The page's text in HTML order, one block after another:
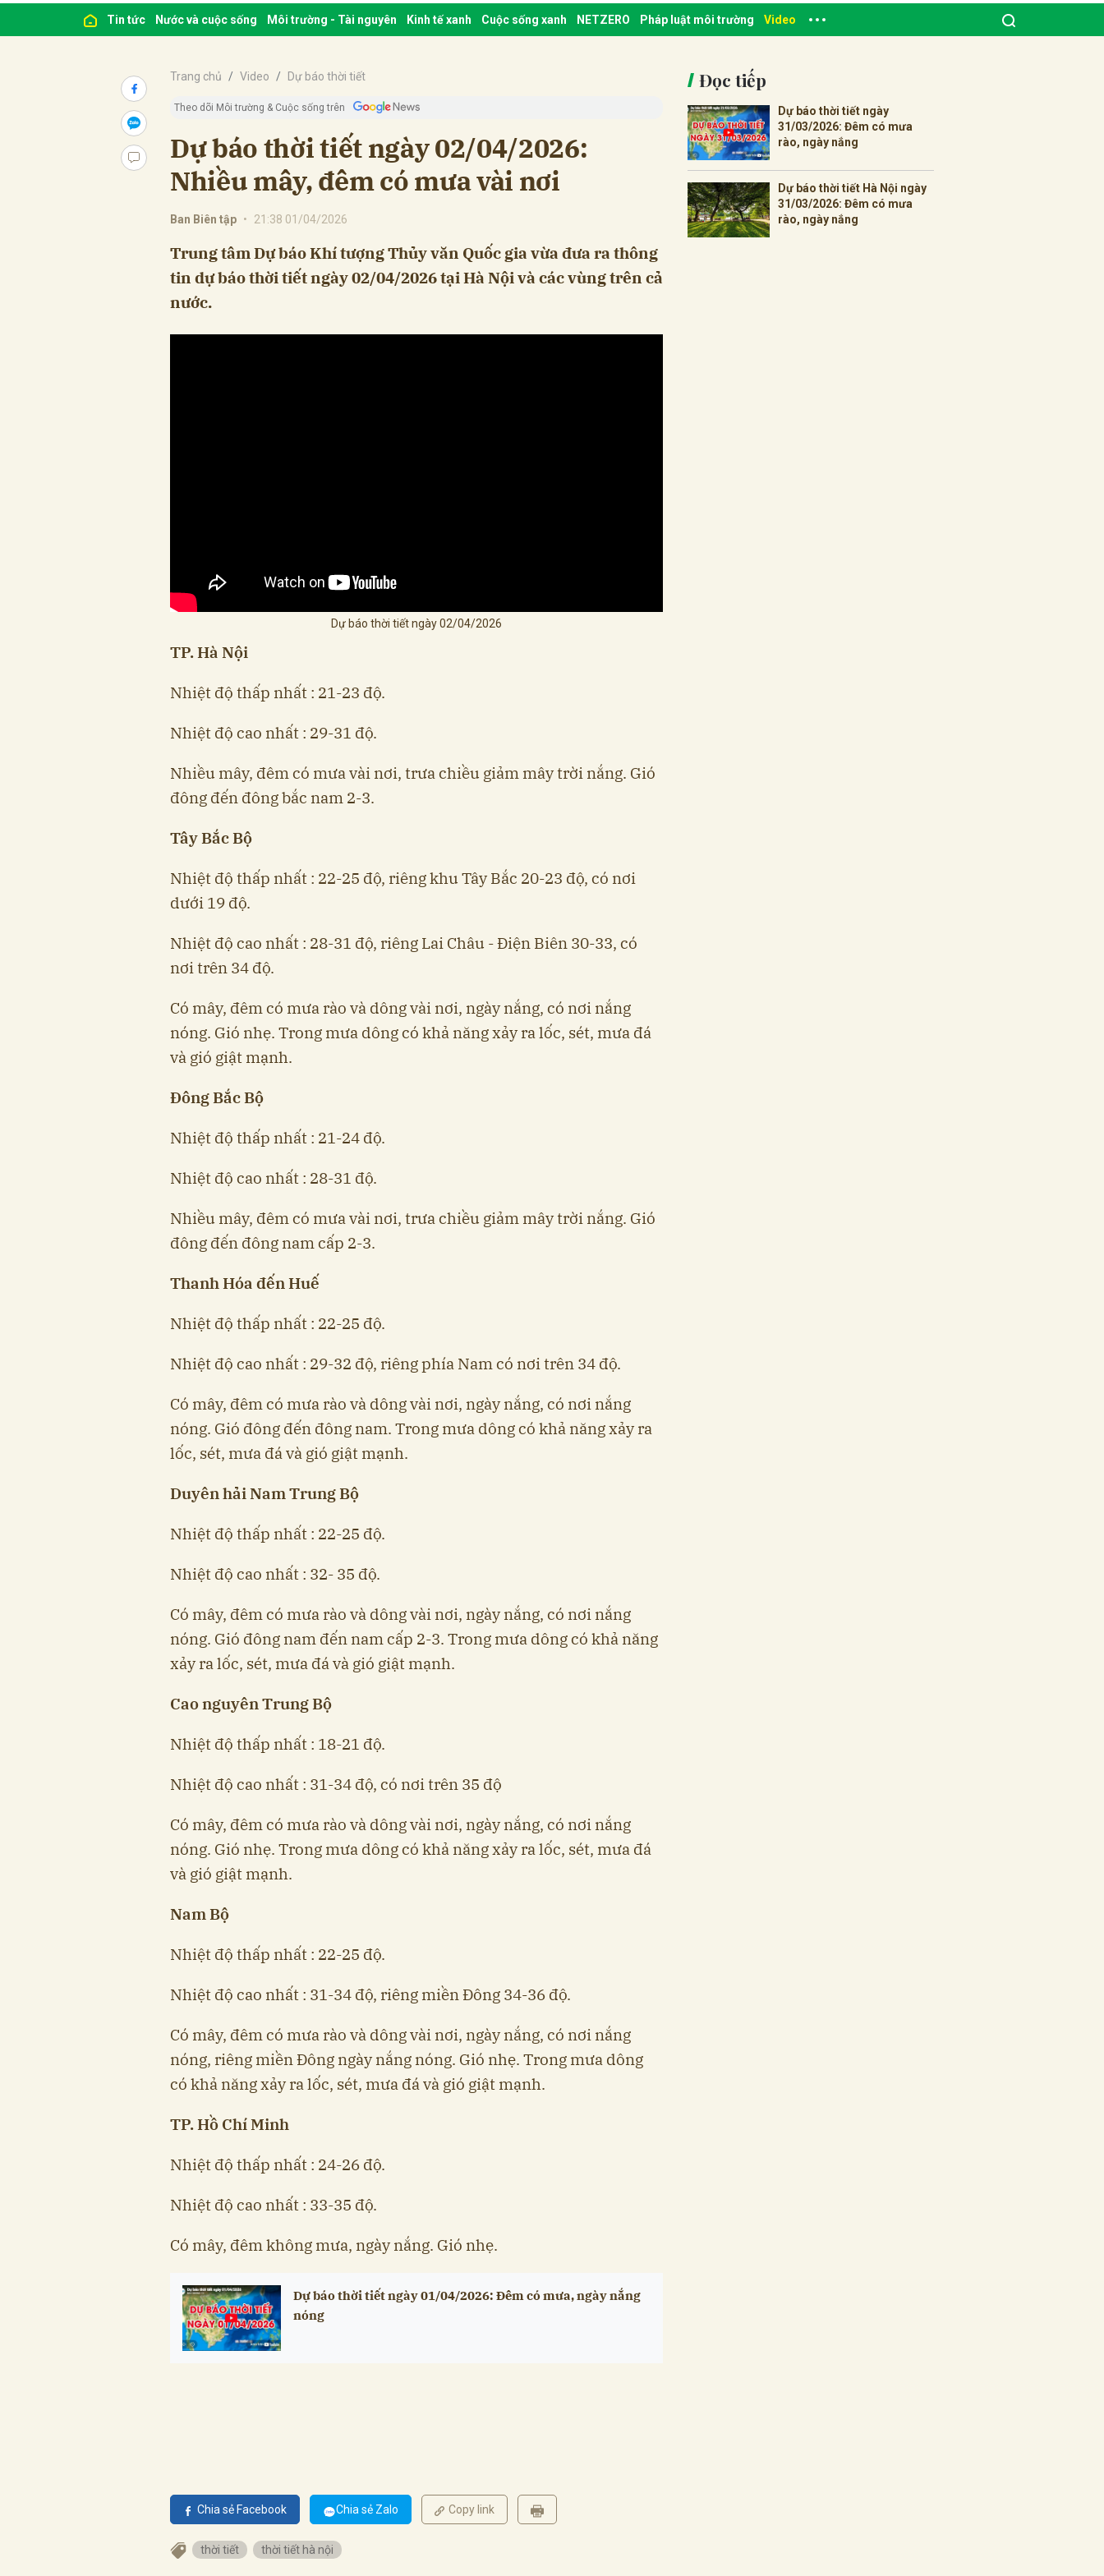
Tin tức Nước và cuộc sống Môi trường - Tài nguyên Kinh tế xanh Cuộc sống xanh NETZERO Pháp luật môi trường Video
Trang chủ Video Dự báo thời tiết
Theo dõi Môi trường & Cuộc sống trên
Dự báo thời tiết ngày 02/04/2026:
Nhiều mây, đêm có mưa vài nơi
Ban Biên tập • 21:38 01/04/2026
Trung tâm Dự báo Khí tượng Thủy văn Quốc gia vừa đưa ra thông
tin dự báo thời tiết ngày 02/04/2026 tại Hà Nội và các vùng trên cả
nước.
Dự báo thời tiết ngày 02/04/2026
TP. Hà Nội
Nhiệt độ thấp nhất : 21-23 độ.
Nhiệt độ cao nhất : 29-31 độ.
Nhiều mây, đêm có mưa vài nơi, trưa chiều giảm mây trời nắng. Gió
đông đến đông bắc nam 2-3.
Tây Bắc Bộ
Nhiệt độ thấp nhất : 22-25 độ, riêng khu Tây Bắc 20-23 độ, có nơi
dưới 19 độ.
Nhiệt độ cao nhất : 28-31 độ, riêng Lai Châu - Điện Biên 30-33, có
nơi trên 34 độ.
Có mây, đêm có mưa rào và dông vài nơi, ngày nắng, có nơi nắng
nóng. Gió nhẹ. Trong mưa dông có khả năng xảy ra lốc, sét, mưa đá
và gió giật mạnh.
Đông Bắc Bộ
Nhiệt độ thấp nhất : 21-24 độ.
Nhiệt độ cao nhất : 28-31 độ.
Nhiều mây, đêm có mưa vài nơi, trưa chiều giảm mây trời nắng. Gió
đông đến đông nam cấp 2-3.
Thanh Hóa đến Huế
Nhiệt độ thấp nhất : 22-25 độ.
Nhiệt độ cao nhất : 29-32 độ, riêng phía Nam có nơi trên 34 độ.
Có mây, đêm có mưa rào và dông vài nơi, ngày nắng, có nơi nắng
nóng. Gió đông đến đông nam. Trong mưa dông có khả năng xảy ra
lốc, sét, mưa đá và gió giật mạnh.
Duyên hải Nam Trung Bộ
Nhiệt độ thấp nhất : 22-25 độ.
Nhiệt độ cao nhất : 32- 35 độ.
Có mây, đêm có mưa rào và dông vài nơi, ngày nắng, có nơi nắng
nóng. Gió đông nam đến nam cấp 2-3. Trong mưa dông có khả năng
xảy ra lốc, sét, mưa đá và gió giật mạnh.
Cao nguyên Trung Bộ
Nhiệt độ thấp nhất : 18-21 độ.
Nhiệt độ cao nhất : 31-34 độ, có nơi trên 35 độ
Có mây, đêm có mưa rào và dông vài nơi, ngày nắng, có nơi nắng
nóng. Gió nhẹ. Trong mưa dông có khả năng xảy ra lốc, sét, mưa đá
và gió giật mạnh.
Nam Bộ
Nhiệt độ thấp nhất : 22-25 độ.
Nhiệt độ cao nhất : 31-34 độ, riêng miền Đông 34-36 độ.
Có mây, đêm có mưa rào và dông vài nơi, ngày nắng, có nơi nắng
nóng, riêng miền Đông ngày nắng nóng. Gió nhẹ. Trong mưa dông
có khả năng xảy ra lốc, sét, mưa đá và gió giật mạnh.
TP. Hồ Chí Minh
Nhiệt độ thấp nhất : 24-26 độ.
Nhiệt độ cao nhất : 33-35 độ.
Có mây, đêm không mưa, ngày nắng. Gió nhẹ.
Dự báo thời tiết ngày 01/04/2026: Đêm có mưa, ngày nắng
nóng
Chia sẻ Facebook Chia sẻ Zalo Copy link
thời tiết thời tiết hà nội
Đọc tiếp
Dự báo thời tiết ngày
31/03/2026: Đêm có mưa
rào, ngày nắng
Dự báo thời tiết Hà Nội ngày
31/03/2026: Đêm có mưa
rào, ngày nắng